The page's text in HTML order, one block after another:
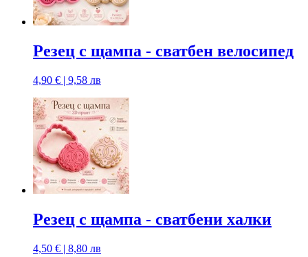
Резец с щампa - сватбен велосипед
4,90 € | 9,58 лв
Резец с щампa - сватбени халки
4,50 € | 8,80 лв